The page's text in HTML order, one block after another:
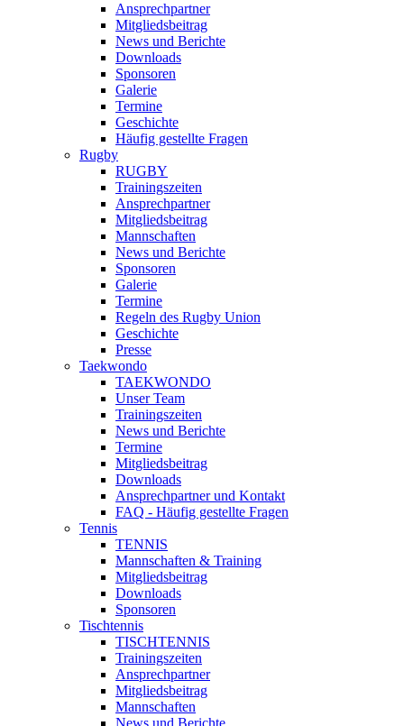
Ansprechpartner
Mitgliedsbeitrag
News und Berichte
Downloads
Sponsoren
Galerie
Termine
Geschichte
Häufig gestellte Fragen
Rugby
RUGBY
Trainingszeiten
Ansprechpartner
Mitgliedsbeitrag
Mannschaften
News und Berichte
Sponsoren
Galerie
Termine
Regeln des Rugby Union
Geschichte
Presse
Taekwondo
TAEKWONDO
Unser Team
Trainingszeiten
News und Berichte
Termine
Mitgliedsbeitrag
Downloads
Ansprechpartner und Kontakt
FAQ - Häufig gestellte Fragen
Tennis
TENNIS
Mannschaften & Training
Mitgliedsbeitrag
Downloads
Sponsoren
Tischtennis
TISCHTENNIS
Trainingszeiten
Ansprechpartner
Mitgliedsbeitrag
Mannschaften
News und Berichte